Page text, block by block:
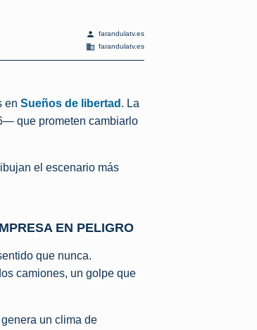
person farandulatv.es
domain farandulatv.es
en Sueños de libertad . La
que prometen cambiarlo
el escenario más
EN PELIGRO
que nunca.
camiones, un golpe que
un clima de